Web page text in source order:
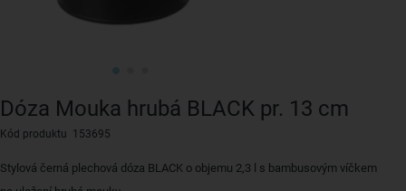
Dóza Mouka hrubá BLACK pr. 13 cm
Kód produktu 153695
Stylová černá plechová dóza BLACK o objemu 2,3 l s bambusovým víčkem